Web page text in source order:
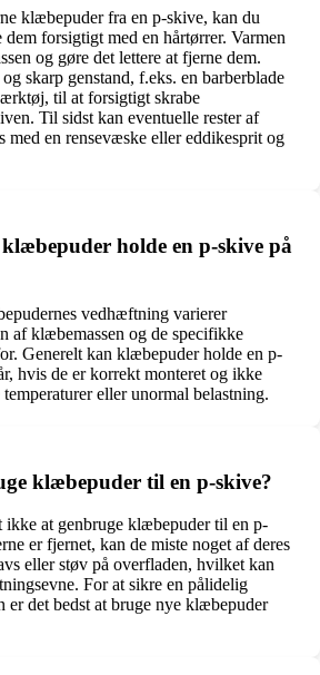
klæbepuder fra en p-skive, kan du
dem forsigtigt med en hårtørrer. Varmen
og gøre det lettere at fjerne dem.
skarp genstand, f.eks. en barberblade
til at forsigtigt skrabe
Til sidst kan eventuelle rester af
med en rensevæske eller eddikesprit og
holde en p-skive på
vedhæftning varierer
af klæbemassen og de specifikke
Generelt kan klæbepuder holde en p-
hvis de er korrekt monteret og ikke
eller unormal belastning.
klæbepuder til en p-skive?
ikke at genbruge klæbepuder til en p-
er fjernet, kan de miste noget af deres
eller støv på overfladen, hvilket kan
For at sikre en pålidelig
er det bedst at bruge nye klæbepuder